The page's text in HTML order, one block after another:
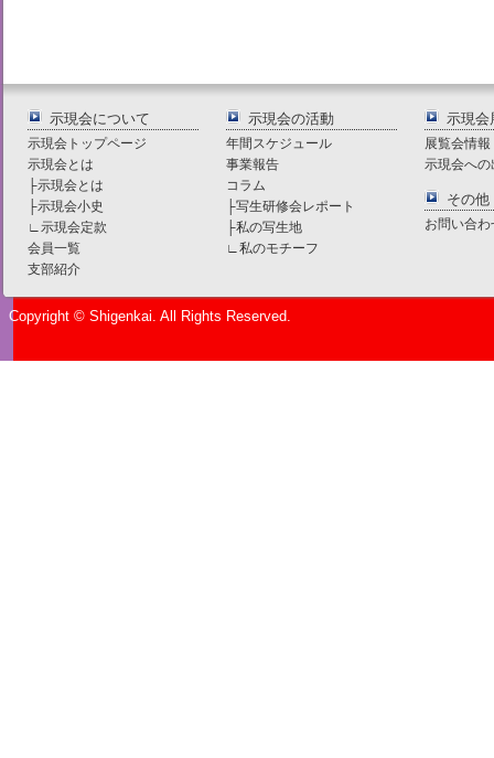
示現会について
示現会トップページ
示現会とは
├示現会とは
├示現会小史
∟ 示現会定款
会員一覧
支部紹介
示現会の活動
年間スケジュール
事業報告
コラム
├写生研修会レポート
├私の写生地
∟ 私のモチーフ
示現会
展覧会情報
示現会へ
その他
お問い合
Copyright © Shigenkai. All Rights Reserved.